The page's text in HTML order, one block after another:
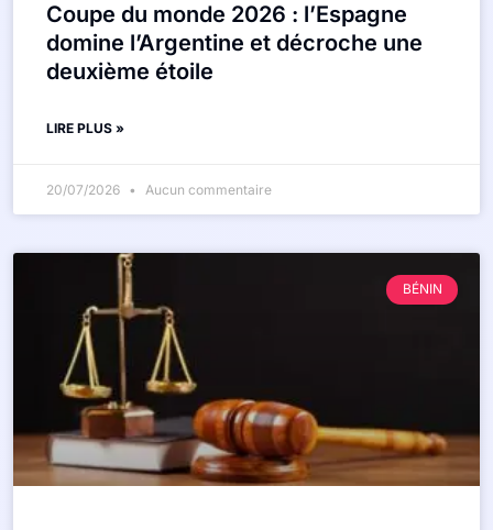
Coupe du monde 2026 : l’Espagne
domine l’Argentine et décroche une
deuxième étoile
LIRE PLUS »
20/07/2026 Aucun commentaire
BÉNIN